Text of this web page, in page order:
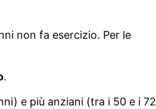
non fa esercizio. Per le
.
e più anziani (tra i 50 e i 72